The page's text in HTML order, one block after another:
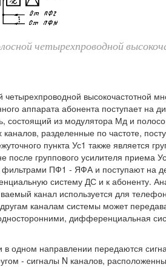
четырехпроводной
высокочастотной
аппарата абонента поступает на
состоящий из модулятора Мд и
разделенные по частоте,
пункта Ус1 также является
после группового усилителя приема
ПФ1 - ЯФА и поступают на
систему ДС и к абоненту.
канал используется для
каналам системы может
дифференциальная
в одном направлении передаются
- сигналы N каналов,